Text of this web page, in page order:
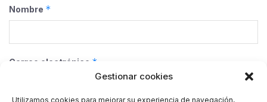
Gestionar cookies
Utilizamos cookies para mejorar su experiencia de navegación,
Nombre *
Correo electrónico *